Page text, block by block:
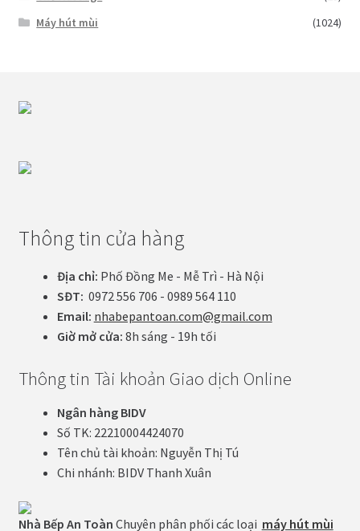
Máy hút mùi
(1024)
Thông tin cửa hàng
Địa chỉ: Phố Đồng Me - Mễ Trì - Hà Nội
SĐT: 0972 556 706 - 0989 564 110
Email: nhabepantoan.com@gmail.com
Giờ mở cửa: 8h sáng - 19h tối
Thông tin Tài khoản Giao dịch Online
Ngân hàng BIDV
Số TK: 22210004424070
Tên chủ tài khoản: Nguyễn Thị Tú
Chi nhánh: BIDV Thanh Xuân
Nhà Bếp An Toàn Chuyên phân phối các loại máy hút mùi